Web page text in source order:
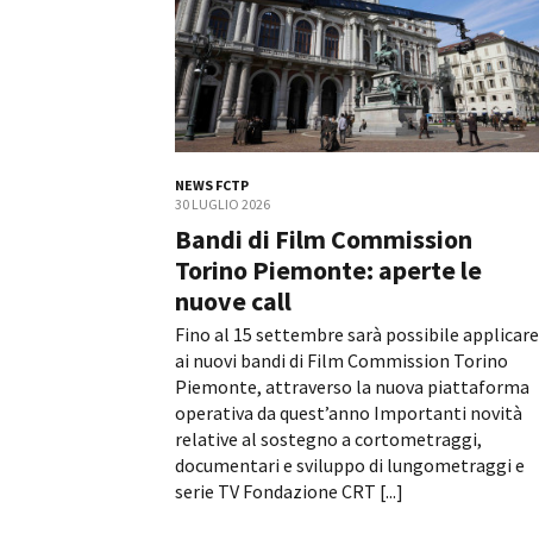
NEWS FCTP
30 LUGLIO 2026
Bandi di Film Commission
Torino Piemonte: aperte le
nuove call
Fino al 15 settembre sarà possibile applicare
ai nuovi bandi di Film Commission Torino
Piemonte, attraverso la nuova piattaforma
operativa da quest’anno Importanti novità
relative al sostegno a cortometraggi,
documentari e sviluppo di lungometraggi e
serie TV Fondazione CRT [...]